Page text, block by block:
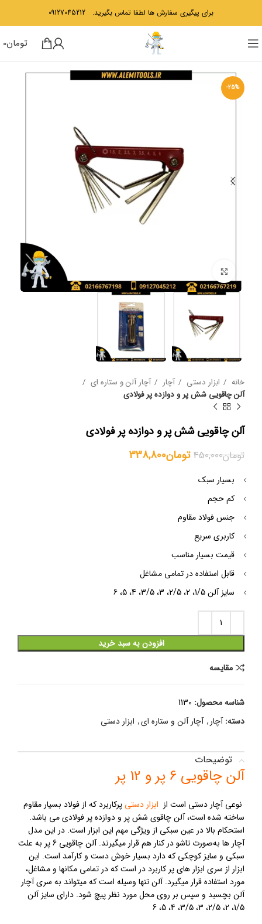
برای پیگیری سفارش ها لطفا تماس بگیرید. 09127045212
تومان0
-25%
خانه ابزار دستی آچار
آچار آلن و ستاره ای
آلن چاقویی شش پر و دوازده پر فولادی
آلن چاقویی شش پر و دوازده پر فولادی
تومان450,000 تومان338,800
بسیار سبک
کم حجم
جنس فولاد مقاوم
کاربری سریع
قیمت بسیار مناسب
قابل استفاده در تمامی مشاغل
سایز آلن 1/5، 2، 2/5، 3، 3/5، 4، 5، 6
افزودن به سبد خرید
مقایسه
شناسه محصول: 1130
دسته: آچار, آچار آلن و ستاره ای, ابزار دستی
توضیحات
آلن چاقویی 6 پر و 12 پر
نوعی آچار دستی است از ابزار دستی پرکاربرد که از فولاد بسیار مقاوم
ساخته شده است، آلن چاقوی شش پر و دوازده پر فولادی می باشد.
استحکام بالا در عین سبکی از ویژگی مهم این ابزار است. در این مدل
آچار ها به‌صورت تاشو در کنار هم قرار میگیرند. آلن چاقویی 6 پر به علت
سبکی و سایز کوچکی که دارد بسیار خوش دست و کارآمد است. این
ابزار از سری ابزار های پر کاربرد در است که در تمامی مکانها و مشاغل،
مورد استفاده قرار میگیرد. آلن تنها وسیله است که میتواند به سری آچار
آلن بچسبد و سپس بر روی محل مورد نظر پیچ شود. دارای سایز آلن
1/5، 2، 2/5، 3، 3/5، 4، 5، 6